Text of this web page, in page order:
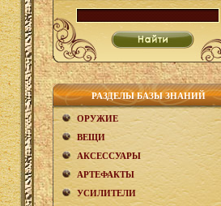
РАЗДЕЛЫ БАЗЫ ЗНАНИЙ
ОРУЖИЕ
ВЕЩИ
АКCЕСCУАРЫ
АРТЕФАКТЫ
УСИЛИТЕЛИ